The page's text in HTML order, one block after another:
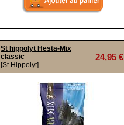
St hippolyt Hesta-Mix
classic
[St Hippolyt]
24,95 €